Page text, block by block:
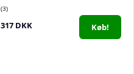
3
317 DKK Køb!